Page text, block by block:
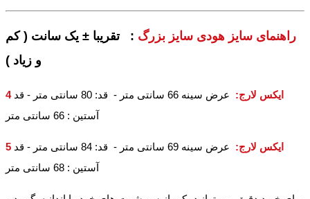
راهنمای سایز هودی سایز بزرگ : تقریبا ± یک سانت ( کم
و زیاد )
4 ایکس لارج:
عرض سینه 66 سانتی متر - قد: 80 سانتی متر - قد
آستین : 66 سانتی متر
5 ایکس لارج:
عرض سینه 69 سانتی متر - قد: 84 سانتی متر - قد
آستین : 68 سانتی متر